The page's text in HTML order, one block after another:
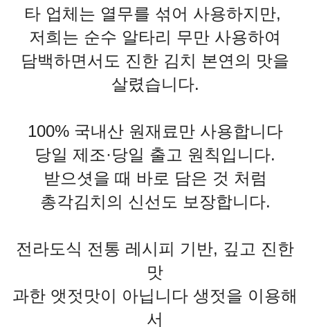
타 업체는 열무를 섞어 사용하지만,
저희는 순수 알타리 무만 사용하여
담백하면서도 진한 김치 본연의 맛을
살렸습니다.
100% 국내산 원재료만 사용합니다
당일 제조·당일 출고 원칙입니다.
받으셧을 때 바로 담은 것 처럼
총각김치의 신선도 보장합니다.
전라도식 전통 레시피 기반, 깊고 진한
맛
과한 앳젓맛이 아닙니다 생젓을 이용해
서